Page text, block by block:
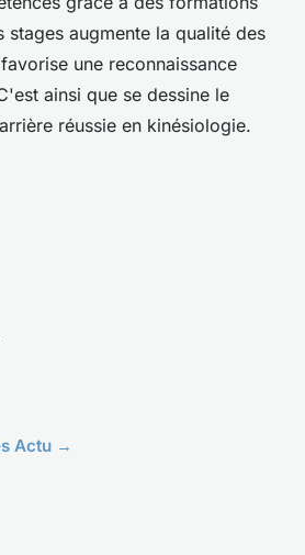
stages augmente la qualité des
une reconnaissance
ainsi que se dessine le
réussie en kinésiologie.
Actu →